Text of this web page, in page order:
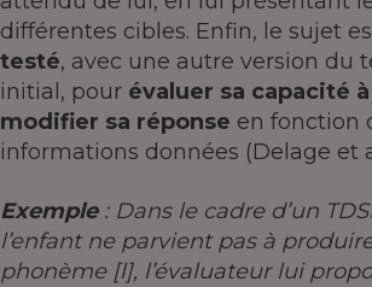
différentes cibles. Enfin, le sujet
testé, avec une autre version du
initial, pour évaluer sa capacité à
modifier sa réponse en fonction
informations données (Delage et
Exemple : Dans le cadre d’un
l’enfant ne parvient pas à
phonème [l], l’évaluateur lui